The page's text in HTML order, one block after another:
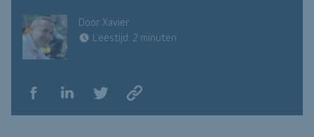
Door Xavier
Leestijd: 2 minuten